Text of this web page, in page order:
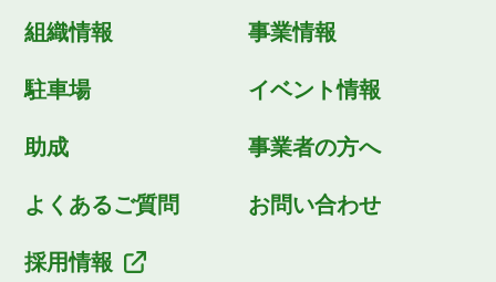
組織情報 事業情報
駐車場 イベント情報
助成 事業者の方へ
よくあるご質問 お問い合わせ
採用情報